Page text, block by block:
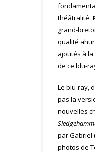
théâtralité.
grand-
qualité
ajoutés à
de ce blu-
Le blu-ray,
pas la
nouvelles
par Gabriel
photos de